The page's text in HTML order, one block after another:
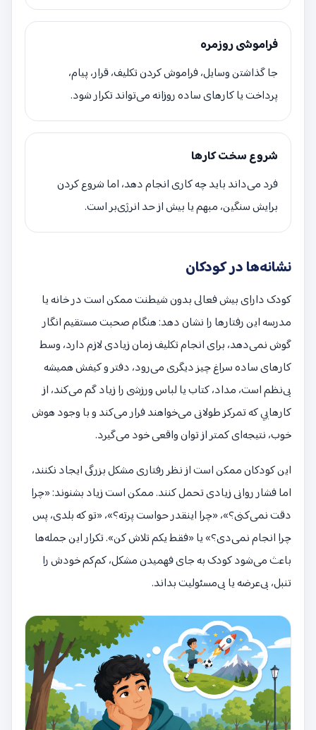
فراموشی روزمره
جا گذاشتن وسایل، فراموش کردن تکلیف، قرار، پیام،
پرداخت یا کارهای ساده روزانه می‌تواند تکرار شود.
شروع سخت کارها
فرد می‌داند باید چه کاری انجام دهد، اما شروع کردن
برایش سنگین، مبهم یا بیش از حد انرژی‌بر است.
نشانه‌ها در کودکان
کودک دارای بیش فعالی بدون شیطنت ممکن است در خانه یا
مدرسه این رفتارها را نشان دهد: هنگام صحبت مستقیم انگار
گوش نمی‌دهد، برای انجام تکلیف زمان زیادی لازم دارد، وسط
کارهای ساده سراغ چیز دیگری می‌رود، دفتر و کیفش همیشه
بی‌نظم است، مداد، کتاب یا لباس ورزشی را زیاد گم می‌کند، از
کارهایی که تمرکز طولانی می‌خواهند فرار می‌کند و با وجود هوش
خوب، نتیجه‌ای کمتر از توان واقعی خود می‌گیرد.
این کودکان ممکن است از نظر رفتاری مشکل بزرگی ایجاد نکنند،
اما فشار روانی زیادی تحمل کنند. ممکن است زیاد بشنوند: «چرا
دقت نمی‌کنی؟»، «چرا اینقدر حواست پرته؟»، «تو که بلدی، پس
چرا انجام نمی‌دی؟» یا «فقط یکم تلاش کن». تکرار این جمله‌ها
باعث می‌شود کودک به جای فهمیدن مشکل، کم‌کم خودش را
تنبل، بی‌عرضه یا بی‌مسئولیت بداند.